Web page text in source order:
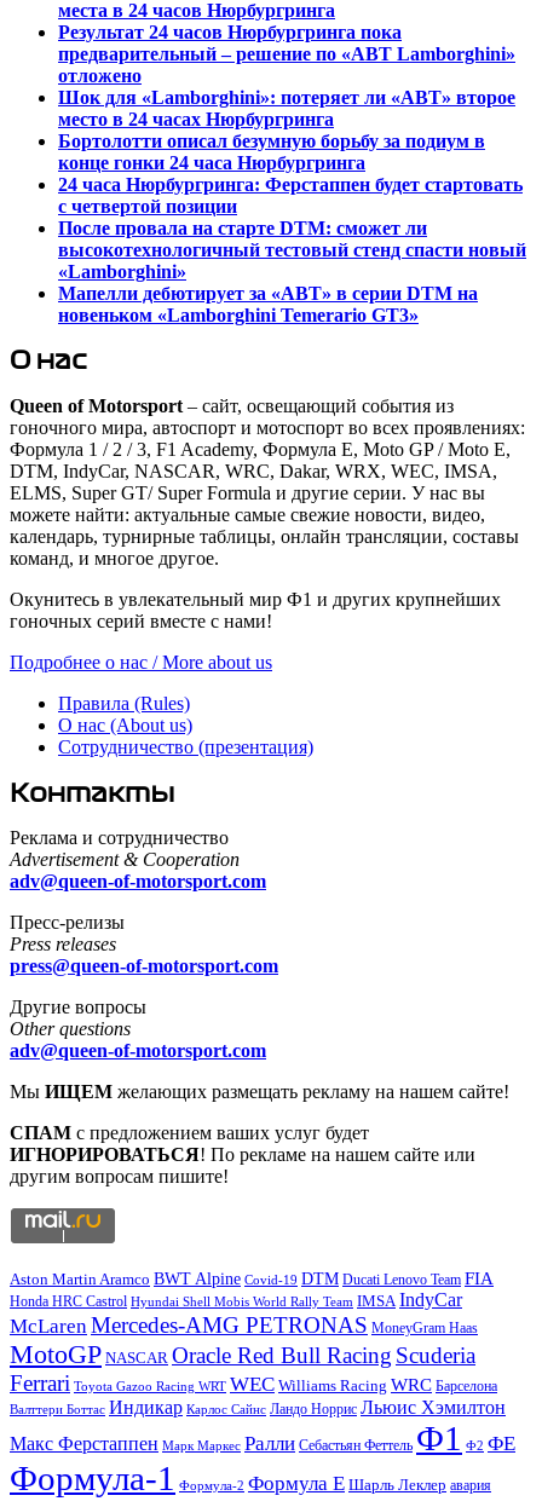
места в 24 часов Нюрбургринга
Результат 24 часов Нюрбургринга пока
предварительный – решение по «ABT Lamborghini»
отложено
Шок для «Lamborghini»: потеряет ли «ABT» второе
место в 24 часах Нюрбургринга
Бортолотти описал безумную борьбу за подиум в
конце гонки 24 часа Нюрбургринга
24 часа Нюрбургринга: Ферстаппен будет стартовать
с четвертой позиции
После провала на старте DTM: сможет ли
высокотехнологичный тестовый стенд спасти новый
«Lamborghini»
Мапелли дебютирует за «ABT» в серии DTM на
новеньком «Lamborghini Temerario GT3»
О нас
Queen of Motorsport – сайт, освещающий события из
гоночного мира, автоспорт и мотоспорт во всех проявлениях:
Формула 1 / 2 / 3, F1 Academy, Формула Е, Moto GP / Moto E,
DTM, IndyCar, NASCAR, WRC, Dakar, WRX, WEC, IMSA,
ELMS, Super GT/ Super Formula и другие серии. У нас вы
можете найти: актуальные самые свежие новости, видео,
календарь, турнирные таблицы, онлайн трансляции, составы
команд, и многое другое.
Окунитесь в увлекательный мир Ф1 и других крупнейших
гоночных серий вместе с нами!
Подробнее о нас / More about us
Правила (Rules)
О нас (About us)
Сотрудничество (презентация)
Контакты
Реклама и сотрудничество
Advertisement & Cooperation
adv@queen-of-motorsport.com
Пресс-релизы
Press releases
press@queen-of-motorsport.com
Другие вопросы
Other questions
adv@queen-of-motorsport.com
Мы ИЩЕМ желающих размещать рекламу на нашем сайте!
СПАМ с предложением ваших услуг будет
ИГНОРИРОВАТЬСЯ! По рекламе на нашем сайте или
другим вопросам пишите!
Aston Martin Aramco BWT Alpine Covid-19 DTM Ducati Lenovo Team FIA
Honda HRC Castrol Hyundai Shell Mobis World Rally Team IMSA IndyCar
McLarenMercedes-AMG PETRONAS MoneyGram Haas
MotoGP NASCAR Oracle Red Bull Racing Scuderia
Ferrari Toyota Gazoo Racing WRT WEC Williams Racing WRC Барселона
Валттери Боттас Индикар Карлос Сайнс Ландо Норрис Льюис Хэмилтон
Макс Ферстаппен Марк Маркес Ралли Себастьян Феттель Ф1 Ф2 ФЕ
Формула-1 Формула-2 Формула Е Шарль Леклер авария